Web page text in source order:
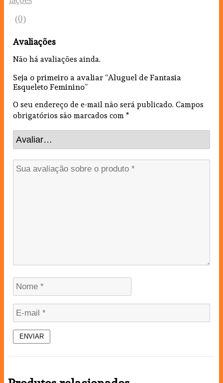
(0)
Avaliações
Não há avaliações ainda.
Seja o primeiro a avaliar “Aluguel de Fantasia
Esqueleto Feminino”
O seu endereço de e-mail não será publicado. Campos
obrigatórios são marcados com *